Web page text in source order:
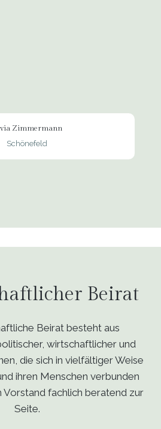
Zimmermann
Schönefeld
Beirat
Beirat besteht aus
wirtschaftlicher und
die sich in vielfältiger Weise
ihren Menschen verbunden
Vorstand fachlich beratend zur
Seite.